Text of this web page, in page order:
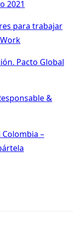
2021
para trabajar
Pacto Global
&
Colombia –